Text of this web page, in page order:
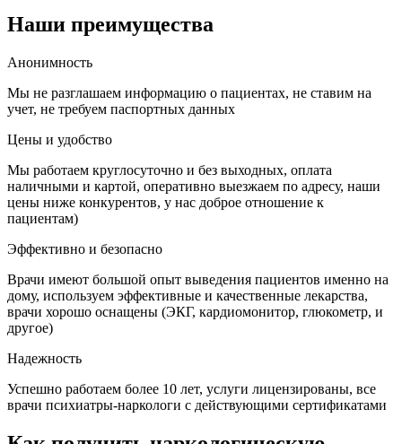
Наши преимущества
Анонимность
Мы не разглашаем информацию о пациентах, не ставим на
учет, не требуем паспортных данных
Цены и удобство
Мы работаем круглосуточно и без выходных, оплата
наличными и картой, оперативно выезжаем по адресу, наши
цены ниже конкурентов, у нас доброе отношение к
пациентам)
Эффективно и безопасно
Врачи имеют большой опыт выведения пациентов именно на
дому, используем эффективные и качественные лекарства,
врачи хорошо оснащены (ЭКГ, кардиомонитор, глюкометр, и
другое)
Надежность
Успешно работаем более 10 лет, услуги лицензированы, все
врачи психиатры-наркологи с действующими сертификатами